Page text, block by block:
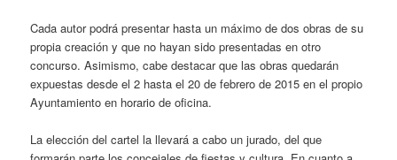
Cada autor podrá presentar hasta un máximo de dos obras de su
propia creación y que no hayan sido presentadas en otro
concurso. Asimismo, cabe destacar que las obras quedarán
expuestas desde el 2 hasta el 20 de febrero de 2015 en el propio
Ayuntamiento en horario de oficina.
La elección del cartel la llevará a cabo un jurado, del que